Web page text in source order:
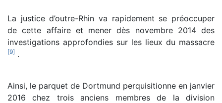
La justice d’outre-Rhin va rapidement se préoccuper
de cette affaire et mener dès novembre 2014 des
investigations approfondies sur les lieux du massacre
[9] .
Ainsi, le parquet de Dortmund perquisitionne en janvier
2016 chez trois anciens membres de la division